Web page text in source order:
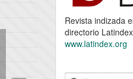
Revista indizada
directorio
www.latindex.org